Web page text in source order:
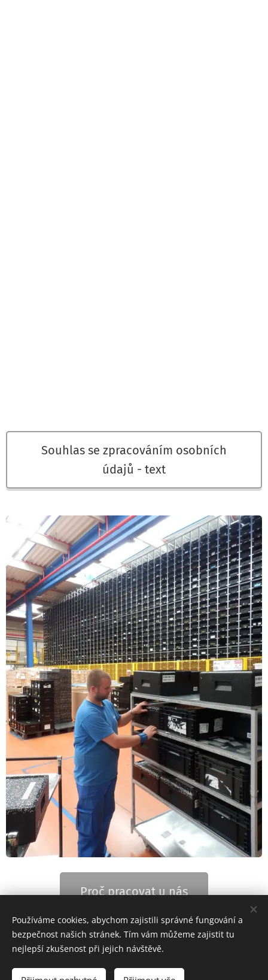
Souhlas se zpracováním osobních
údajů - text
Proč pracovat u nás
© 2026 JIPOCAR
Používáme cookies, abychom zajistili správné fungování a
bezpečnost našich stránek. Tím vám můžeme zajistit tu
nejlepší zkušenost při jejich návštěvě.